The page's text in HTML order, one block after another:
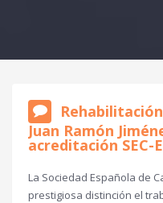
Juan Ramón
acreditación SEC-
La Sociedad Española de
prestigiosa distinción el